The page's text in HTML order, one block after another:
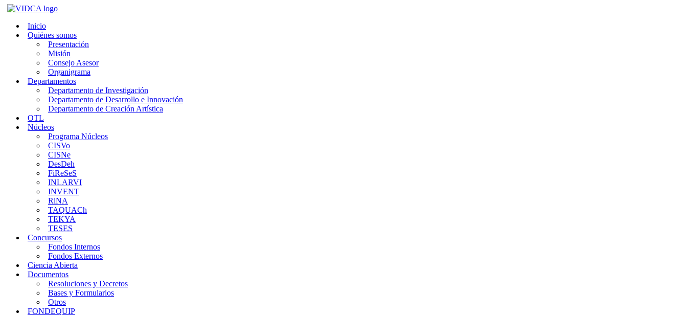
Saltar
contenidoInicio
Quiénes somos
Presentación
Misión
Consejo Asesor
Organigrama
Departamentos
Departamento de Investigación
Departamento de Desarrollo e Innovación
Departamento de Creación Artística
OTL
Núcleos
Programa Núcleos
CISVo
CISNe
DesDeh
FiReSeS
INLARVI
INVENT
RiNA
TAQUACh
TEKYA
TESES
Concursos
Fondos Internos
Fondos Externos
Ciencia Abierta
Documentos
Resoluciones y Decretos
Bases y Formularios
Otros
FONDEQUIP